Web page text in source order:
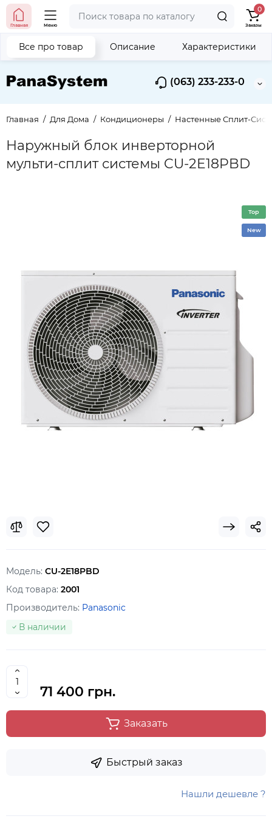
(063) 233-233-0
Главная Меню
0
Заказы
Главная Для Дома Кондиционеры Настенные Сплит-
Наружный блок инверторной
мульти-сплит системы CU-2E18PBD
Все про товар Описание Характеристики
Top
New
Модель: CU-2E18PBD
Код товара: 2001
Производитель: Panasonic
В наличии
71 400 грн.
Заказать
Быстрый заказ
Нашли дешевле ?